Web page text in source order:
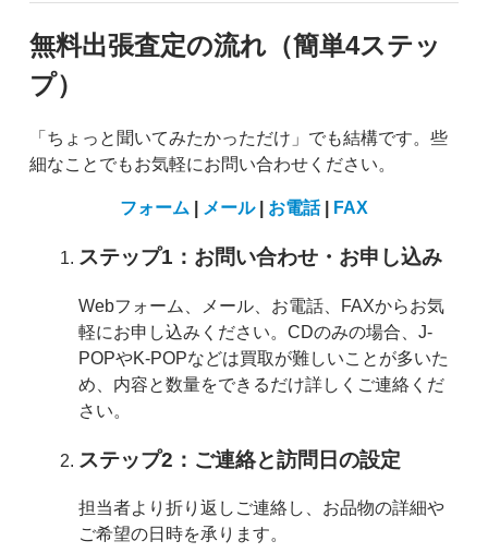
無料出張査定の流れ（簡単4ステッ
プ）
「ちょっと聞いてみたかっただけ」でも結構です。些
細なことでもお気軽にお問い合わせください。
フォーム メール| お電話| FAX
ステップ1：お問い合わせ・お申し込み
Webフォーム、メール、お電話、FAXからお気
軽にお申し込みください。CDのみの場合、J-
POPやK-POPなどは買取が難しいことが多いた
め、内容と数量をできるだけ詳しくご連絡くだ
さい。
ステップ2：ご連絡と訪問日の設定
担当者より折り返しご連絡し、お品物の詳細や
ご希望の日時を承ります。